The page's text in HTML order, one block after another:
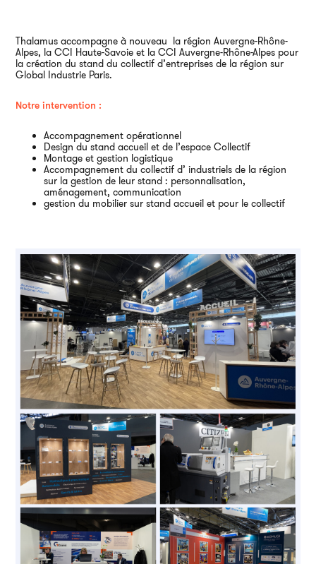
Thalamus accompagne à nouveau la région Auvergne-Rhône-
Alpes, la CCI Haute-Savoie et la CCI Auvergne-Rhône-Alpes pour
la création du stand du collectif d’entreprises de la région sur
Global Industrie Paris.
Notre intervention :
Accompagnement opérationnel
Design du stand accueil et de l’espace Collectif
Montage et gestion logistique
Accompagnement du collectif d’ industriels de la région
sur la gestion de leur stand : personnalisation,
aménagement, communication
gestion du mobilier sur stand accueil et pour le collectif